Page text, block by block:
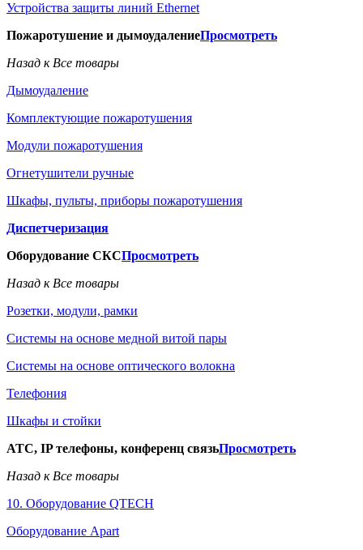
Устройства защиты линий Ethernet
Пожаротушение и дымоудалениеПросмотреть
Назад к Все товары
Дымоудаление
Комплектующие пожаротушения
Модули пожаротушения
Огнетушители ручные
Шкафы, пульты, приборы пожаротушения
Диспетчеризация
Оборудование СКСПросмотреть
Назад к Все товары
Розетки, модули, рамки
Системы на основе медной витой пары
Системы на основе оптического волокна
Телефония
Шкафы и стойки
АТС, IP телефоны, конференц связьПросмотреть
Назад к Все товары
10. Оборудование QTECH
Оборудование Apart